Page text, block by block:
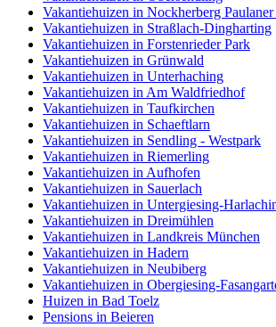
Vakantiehuizen in Nockherberg
Vakantiehuizen in Straßlach-Dingharting
Vakantiehuizen in Forstenrieder Park
Vakantiehuizen in Grünwald
Vakantiehuizen in Unterhaching
Vakantiehuizen in Am Waldfriedhof
Vakantiehuizen in Taufkirchen
Vakantiehuizen in Schaeftlarn
Vakantiehuizen in Sendling - Westpark
Vakantiehuizen in Riemerling
Vakantiehuizen in Aufhofen
Vakantiehuizen in Sauerlach
Vakantiehuizen in Untergiesing-
Vakantiehuizen in Dreimühlen
Vakantiehuizen in Landkreis München
Vakantiehuizen in Hadern
Vakantiehuizen in Neubiberg
Vakantiehuizen in Obergiesing-
Huizen in Bad Toelz
Pensions in Beieren